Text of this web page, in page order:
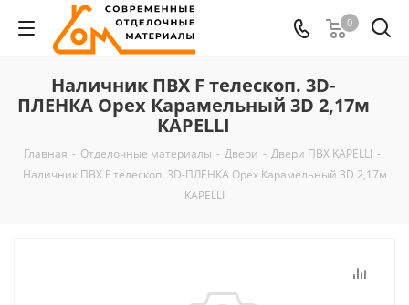
0
Наличник ПВХ F телескоп. 3D-
ПЛЕНКА Орех Карамельный 3D 2,17м
KAPELLI
Главная - Отделочные материалы - Двери - Двери ПВХ KAPELLI -
Наличник ПВХ F телескоп. 3D-ПЛЕНКА Орех Карамельный 3D 2,17м
KAPELLI